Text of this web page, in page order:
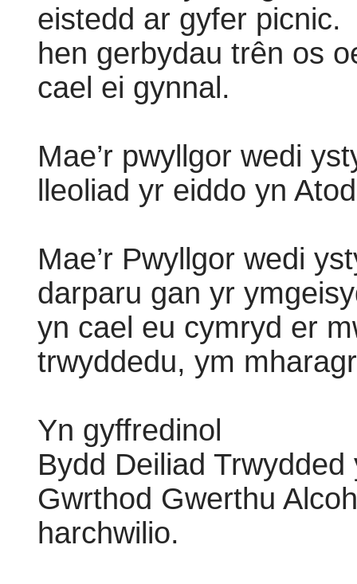
eistedd ar gyfer picnic.
hen gerbydau trên os
cael ei gynnal.
Mae’r pwyllgor wedi
lleoliad yr eiddo yn
Mae’r Pwyllgor wedi
darparu gan yr
yn cael eu cymryd er
trwyddedu, ym
Yn gyffredinol
Bydd Deiliad
Gwrthod Gwerthu
harchwilio.